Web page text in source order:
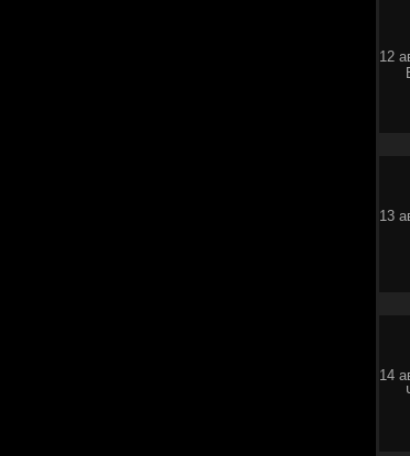
12
13
14